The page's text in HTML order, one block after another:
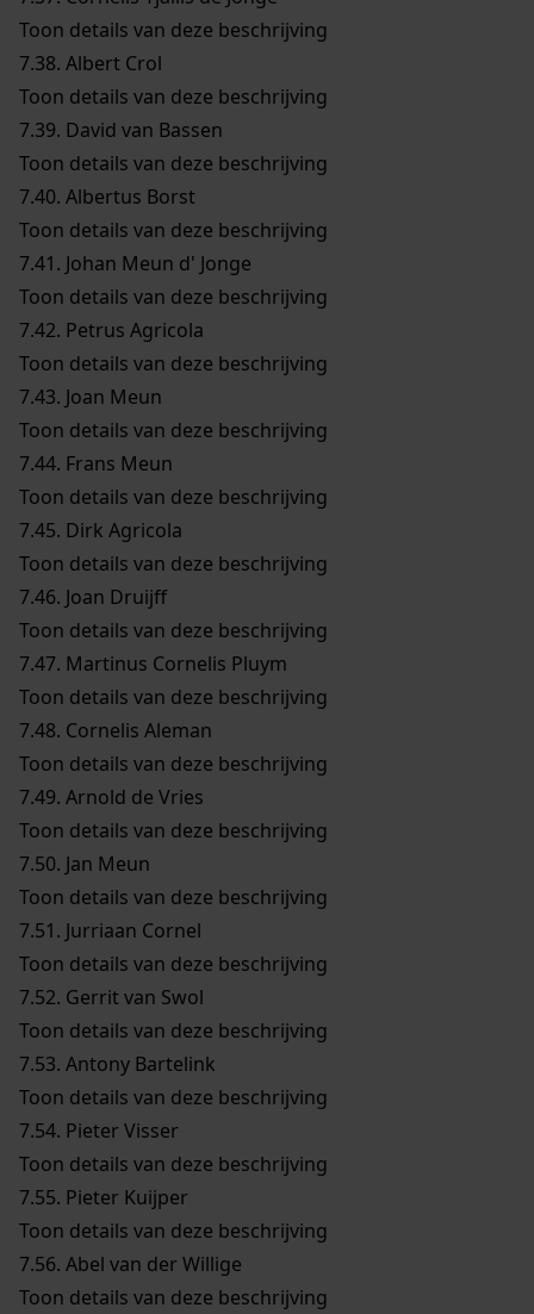
Toon details van deze beschrijving
7.38. Albert Crol
Toon details van deze beschrijving
7.39. David van Bassen
Toon details van deze beschrijving
7.40. Albertus Borst
Toon details van deze beschrijving
7.41. Johan Meun d' Jonge
Toon details van deze beschrijving
7.42. Petrus Agricola
Toon details van deze beschrijving
7.43. Joan Meun
Toon details van deze beschrijving
7.44. Frans Meun
Toon details van deze beschrijving
7.45. Dirk Agricola
Toon details van deze beschrijving
7.46. Joan Druijff
Toon details van deze beschrijving
7.47. Martinus Cornelis Pluym
Toon details van deze beschrijving
7.48. Cornelis Aleman
Toon details van deze beschrijving
7.49. Arnold de Vries
Toon details van deze beschrijving
7.50. Jan Meun
Toon details van deze beschrijving
7.51. Jurriaan Cornel
Toon details van deze beschrijving
7.52. Gerrit van Swol
Toon details van deze beschrijving
7.53. Antony Bartelink
Toon details van deze beschrijving
7.54. Pieter Visser
Toon details van deze beschrijving
7.55. Pieter Kuijper
Toon details van deze beschrijving
7.56. Abel van der Willige
Toon details van deze beschrijving